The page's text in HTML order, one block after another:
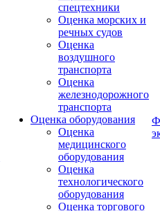
спецтехники
Оценка морских и
речных судов
Оценка
воздушного
транспорта
Оценка
железнодорожного
транспорта
Оценка оборудования
Оценка
медицинского
оборудования
Оценка
технологического
оборудования
Оценка торгового